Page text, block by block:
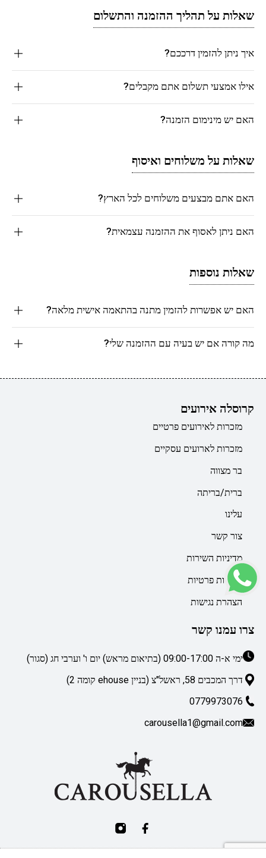
שאלות על תהליך ההזמנה והתשלום
איך ניתן להזמין דרככם?
אילו אמצעי תשלום אתם מקבלים?
האם יש מינימום הזמנה?
שאלות על משלוחים ואיסוף
האם אתם מבצעים משלוחים לכל הארץ?
האם ניתן לאסוף את ההזמנה עצמאית?
שאלות נוספות
האם יש אפשרות להזמין מתנה בהתאמה אישית מלאה?
מה קורה אם יש בעיה עם ההזמנה שלי?
קרוסלה אירועים
מזכרות לאירועים פרטיים
מזכרות לארועים עסקיים
בר מצווה
ברית/בריתה
עלינו
צור קשר
מדיניות השירות
מדיניות פרטיות
הצהרת נגישות
צרו עמנו קשר
ימי א-ה 09:00-17:00 (בתיאום מראש) יום ו' וערבי חג (סגור)
דרך המכבים 58, ראשל"צ (בניין ehouse קומה 2)
0779973076
carousella1@gmail.com